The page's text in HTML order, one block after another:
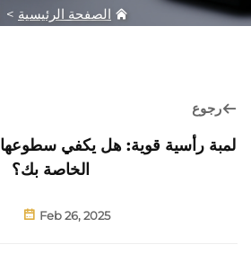
الصفحة الرئيسية >
رجوع
لمبة رأسية قوية: هل يكفي سطوعها
الخاصة بك؟
Feb 26, 2025